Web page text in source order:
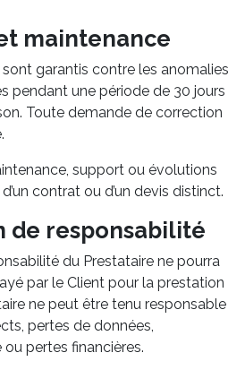
maintenance
garantis contre les anomalies
pendant une période de 30 jours
Toute demande de correction
support ou évolutions
contrat ou d’un devis distinct.
de responsabilité
du Prestataire ne pourra
par le Client pour la prestation
ne peut être tenu responsable
pertes de données,
pertes financières.